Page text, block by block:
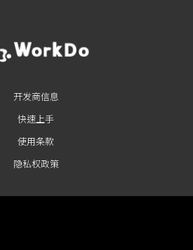
开发商信息
快速上手
使用条款
隐私权政策